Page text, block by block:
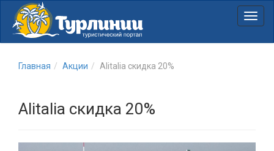
Главная Акции Alitalia скидка 20%
Alitalia скидка 20%